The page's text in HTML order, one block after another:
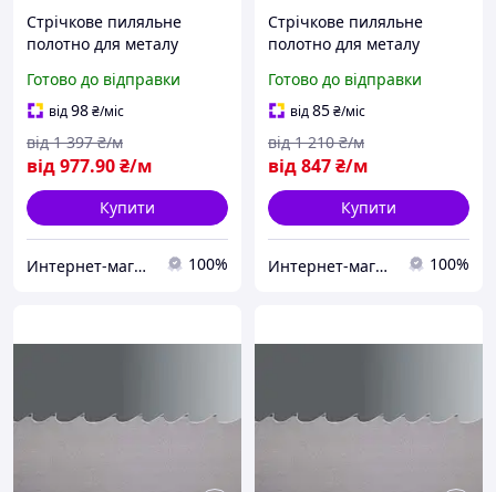
Стрічкове пиляльне
полотно для металу
20*0.9*5/7TPI M42
PROFLEX
Готово до відправки
від98₴/міс
від977.90₴/м
від 1 397 ₴/м
Купити
Интернет-магазин "Мир Всего" 100%
Стрічкове пиляльне
полотно для металу
20*0.9*8/11TPI M42
PROFLEX
Готово до відправки
від85₴/міс
від847₴/м
від 1 210 ₴/м
Купити
Интернет-магазин "Мир Всего" 100%